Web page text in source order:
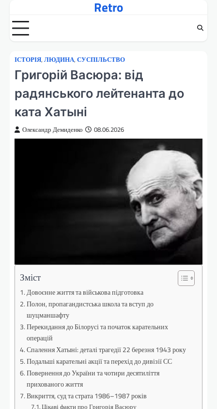
вмісту
Retro
ІСТОРІЯ, ЛЮДИНА, СУСПІЛЬСТВО
Григорій Васюра: від
радянського лейтенанта до
ката Хатыні
Олександр Демиденко 08.06.2026
Зміст
Довоєнне життя та військова підготовка
Полон, пропагандистська школа та вступ до
шуцманшафту
Перекидання до Білорусі та початок карательних
операцій
Спалення Хатыні: деталі трагедії 22 березня 1943 року
Подальші карательні акції та перехід до дивізії СС
Повернення до України та чотири десятиліття
прихованого життя
Викриття, суд та страта 1986–1987 років
Цікаві факти про Григорія Васюру